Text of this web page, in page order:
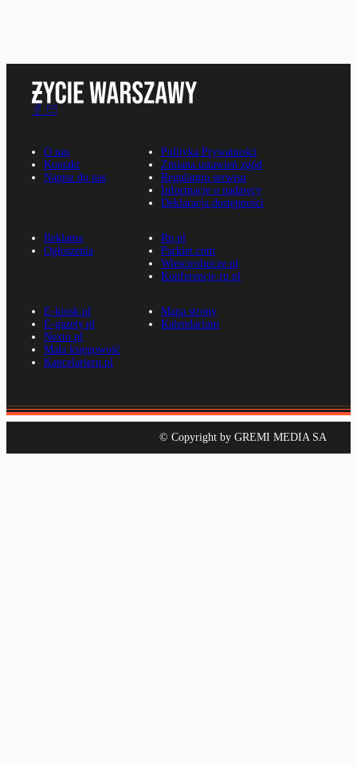
O nas
Kontakt
Napisz do nas
Polityka Prywatności
Zmiana ustawień zgód
Regulamin serwisu
Informacje o nadawcy
Deklaracja dostępności
Reklama
Ogłoszenia
Rp.pl
Parkiet.com
Wiescirolnicze.pl
Konferencje.rp.pl
E-kiosk.pl
E-gazety.pl
Nexto.pl
Mała księgowość
Kancelarierp.pl
Mapa strony
Kalendarium
© Copyright by GREMI MEDIA SA